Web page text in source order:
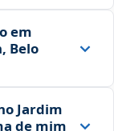
em
Belo
Jardim
de mim